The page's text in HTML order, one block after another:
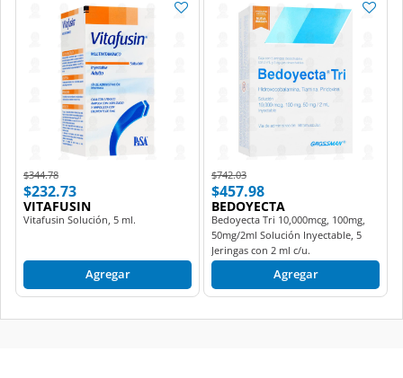
Price reduced from
$344.78to
$232.73
VITAFUSIN
Vitafusin Solución, 5 ml.
Agregar
Price reduced from
$742.03to
$457.98
BEDOYECTA
Bedoyecta Tri 10,000mcg, 100mg,
50mg/2ml Solución Inyectable, 5
Jeringas con 2 ml c/u.
Agregar